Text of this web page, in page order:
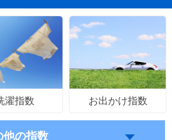
濯指数 お出かけ指数
他の指数